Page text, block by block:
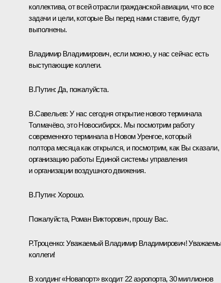
коллектива, от всей отрасли гражданской авиации, что все
задачи и цели, которые Вы перед нами ставите, будут
выполнены.
Владимир Владимирович, если можно, у нас сейчас есть
выступающие коллеги.
В.Путин: Да, пожалуйста.
В.Савельев: У нас сегодня открытие нового терминала
Толмачёво, это Новосибирск. Мы посмотрим работу
современного терминала в Новом Уренгое, который
полтора месяца как открылся, и посмотрим, как Вы сказали,
организацию работы Единой системы управления
и организации воздушного движения.
В.Путин: Хорошо.
Пожалуйста, Роман Викторович, прошу Вас.
Р.Троценко: Уважаемый Владимир Владимирович!
коллеги!
В холдинг «Новапорт» входит 22 аэропорта, 30 миллионов